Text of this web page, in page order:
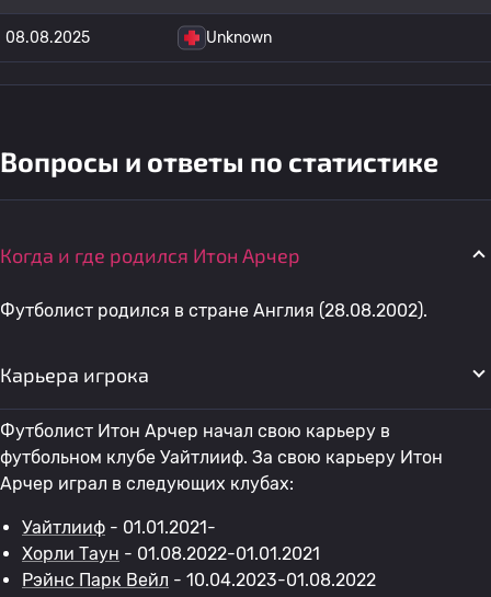
08.08.2025 Unknown
Вопросы и ответы по статистике
Когда и где родился Итон Арчер
Футболист родился в стране Англия (28.08.2002).
Карьера игрока
Футболист Итон Арчер начал свою карьеру в
футбольном клубе Уайтлииф. За свою карьеру Итон
Арчер играл в следующих клубах:
Уайтлииф - 01.01.2021-
Хорли Таун - 01.08.2022-01.01.2021
Рэйнс Парк Вейл - 10.04.2023-01.08.2022